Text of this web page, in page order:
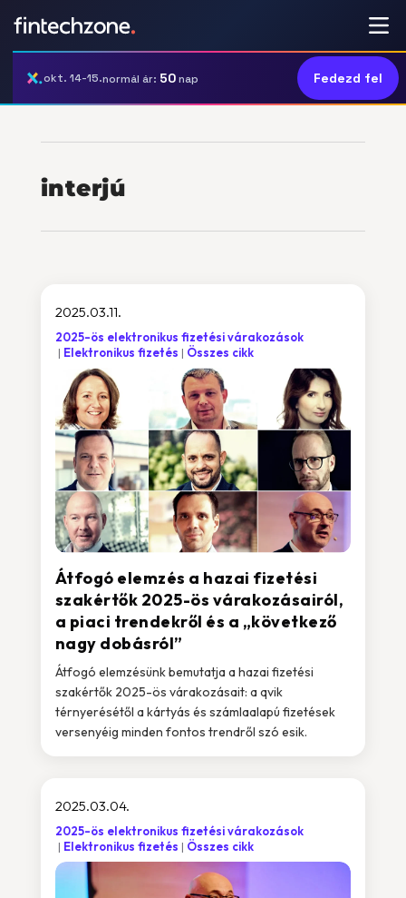
okt. 14-15.normál ár: 50nap Fedezd fel
interjú
Átfogó elemzés a hazai fizetési
szakértők 2025-ös várakozásairól,
a piaci trendekről és a „következő
nagy dobásról”
2025.03.11.
2025-ös elektronikus fizetési várakozások
Elektronikus fizetés
Összes cikk
Átfogó elemzésünk bemutatja a hazai fizetési
szakértők 2025-ös várakozásait: a qvik
térnyerésétől a kártyás és számlaalapú fizetések
versenyéig minden fontos trendről szó esik.
2025.03.04.
2025-ös elektronikus fizetési várakozások
Elektronikus fizetés
Összes cikk